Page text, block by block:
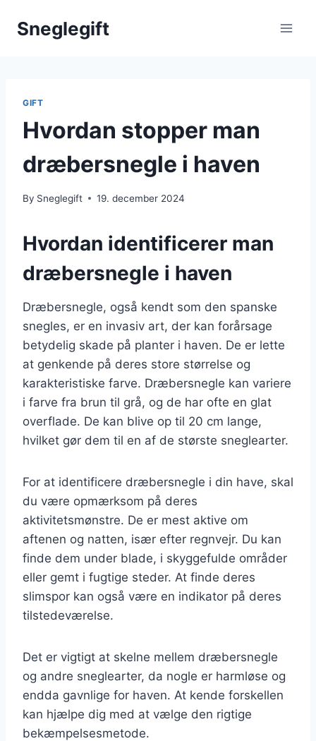
Sneglegift
GIFT
Hvordan stopper man
dræbersnegle i haven
By Sneglegift 19. december 2024
Hvordan identificerer man
dræbersnegle i haven
Dræbersnegle, også kendt som den spanske
snegles, er en invasiv art, der kan forårsage
betydelig skade på planter i haven. De er lette
at genkende på deres store størrelse og
karakteristiske farve. Dræbersnegle kan variere
i farve fra brun til grå, og de har ofte en glat
overflade. De kan blive op til 20 cm lange,
hvilket gør dem til en af de største sneglearter.
For at identificere dræbersnegle i din have, skal
du være opmærksom på deres
aktivitetsmønstre. De er mest aktive om
aftenen og natten, især efter regnvejr. Du kan
finde dem under blade, i skyggefulde områder
eller gemt i fugtige steder. At finde deres
slimspor kan også være en indikator på deres
tilstedeværelse.
Det er vigtigt at skelne mellem dræbersnegle
og andre sneglearter, da nogle er harmløse og
endda gavnlige for haven. At kende forskellen
kan hjælpe dig med at vælge den rigtige
bekæmpelsesmetode.